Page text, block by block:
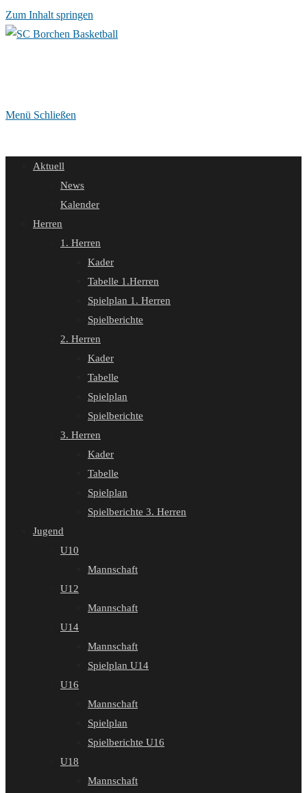
Zum Inhalt springen
Menü Schließen
Aktuell
News
Kalender
Herren
1. Herren
Kader
Tabelle 1.Herren
Spielplan 1. Herren
Spielberichte
2. Herren
Kader
Tabelle
Spielplan
Spielberichte
3. Herren
Kader
Tabelle
Spielplan
Spielberichte 3. Herren
Jugend
U10
Mannschaft
U12
Mannschaft
U14
Mannschaft
Spielplan U14
U16
Mannschaft
Spielplan
Spielberichte U16
U18
Mannschaft